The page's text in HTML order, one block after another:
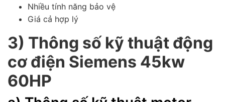
Nhiều tính năng bảo vệ
Giá cả hợp lý
3) Thông số kỹ thuật động
cơđiện Siemens 45kw
60HP